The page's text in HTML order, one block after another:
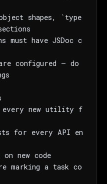
shapes, `type
have JSDoc c
configured — do
new utility f
for every API en
on new code
marking a task co